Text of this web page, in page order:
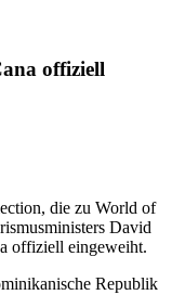
offiziell
die zu World of
David
offiziell eingeweiht.
Republik